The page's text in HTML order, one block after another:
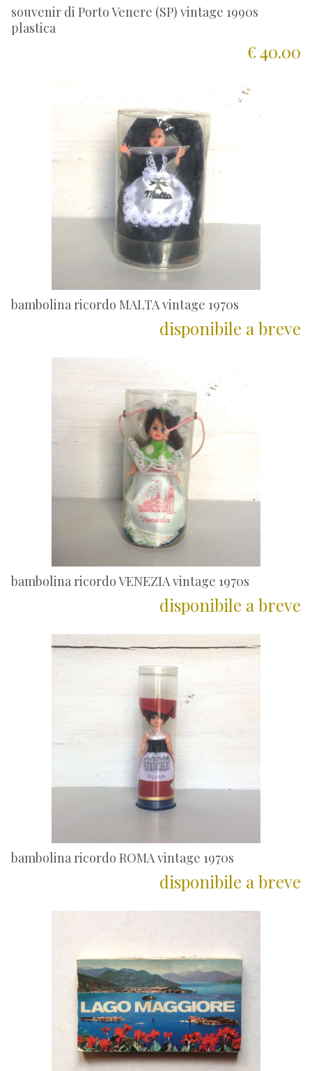
souvenir di Porto Venere (SP) vintage 1990s
plastica
€ 40.00
bambolina ricordo MALTA vintage 1970s
disponibile a breve
bambolina ricordo VENEZIA vintage 1970s
disponibile a breve
bambolina ricordo ROMA vintage 1970s
disponibile a breve